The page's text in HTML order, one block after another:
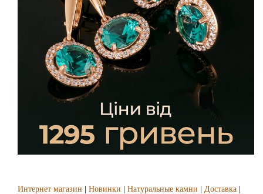
Интернет магазин Новинки Натуральные камни Доставка